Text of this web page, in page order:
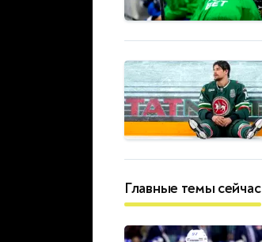
Главные темы сейчас